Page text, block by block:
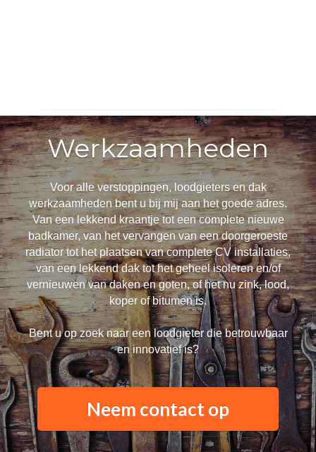
Werkzaamheden
Voor alle verstoppingen, loodgieters en dak
werkzaamheden bent u bij mij aan het goede adres.
Van een lekkend kraantje tot een complete nieuwe
badkamer, van het vervangen van een doorgeroeste
radiator tot het plaatsen van complete CV installaties,
van een lekkend dak tot het geheel isoleren en/of
vernieuwen van daken en goten, of het nu zink, lood,
koper of bitumen is.
Bent u op zoek naar een loodgieter die betrouwbaar
en innovatief is?
Neem contact op